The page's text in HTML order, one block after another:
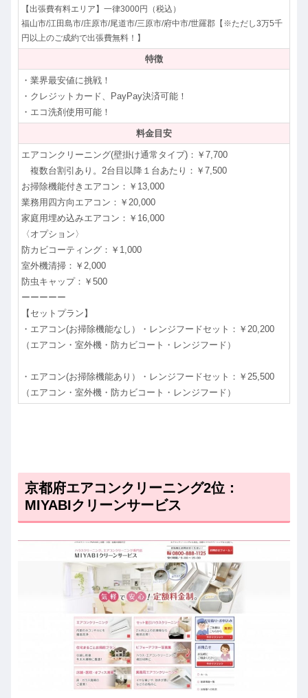
【出張費有料エリア】一律3000円（税込）
福山市/江田島市/庄原市/尾道市/三原市/府中市/世羅郡【※ただし3万5千
円以上のご成約で出張費無料！】
特徴
・業界最安値に挑戦！
・クレジットカード、PayPay決済可能！
・エコ洗剤使用可能！
料金目安
エアコンクリーニング(壁掛け通常タイプ)：￥7,700
複数台割引あり。2台目以降１台あたり：￥7,500
お掃除機能付きエアコン：￥13,000
業務用四方向エアコン：￥20,000
家庭用埋め込みエアコン：￥16,000
〈オプション〉
防カビコーティング：￥1,000
室外機清掃：￥2,000
防虫キャップ：￥500
ーーーーー
【セットプラン】
・エアコン(お掃除機能なし）・レンジフードセット：￥20,200
（エアコン・室外機・防カビコート・レンジフード）
・エアコン(お掃除機能あり）・レンジフードセット：￥25,500
（エアコン・室外機・防カビコート・レンジフード）
京都府エアコンクリーニング2位：
MIYABIクリーンサービス